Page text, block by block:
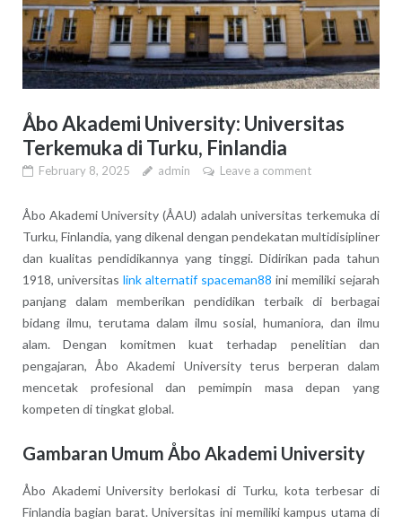
Åbo Akademi University: Universitas
Terkemuka di Turku, Finlandia
February 8, 2025 admin Leave a comment
Åbo Akademi University (ÅAU) adalah universitas terkemuka di
Turku, Finlandia, yang dikenal dengan pendekatan multidisipliner
dan kualitas pendidikannya yang tinggi. Didirikan pada tahun
1918, universitas link alternatif spaceman88 ini memiliki sejarah
panjang dalam memberikan pendidikan terbaik di berbagai
bidang ilmu, terutama dalam ilmu sosial, humaniora, dan ilmu
alam. Dengan komitmen kuat terhadap penelitian dan
pengajaran, Åbo Akademi University terus berperan dalam
mencetak profesional dan pemimpin masa depan yang
kompeten di tingkat global.
Gambaran Umum Åbo Akademi University
Åbo Akademi University berlokasi di Turku, kota terbesar di
Finlandia bagian barat. Universitas ini memiliki kampus utama di